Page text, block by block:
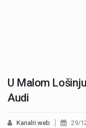
U Malom
Audi
Kanalri.web 29/